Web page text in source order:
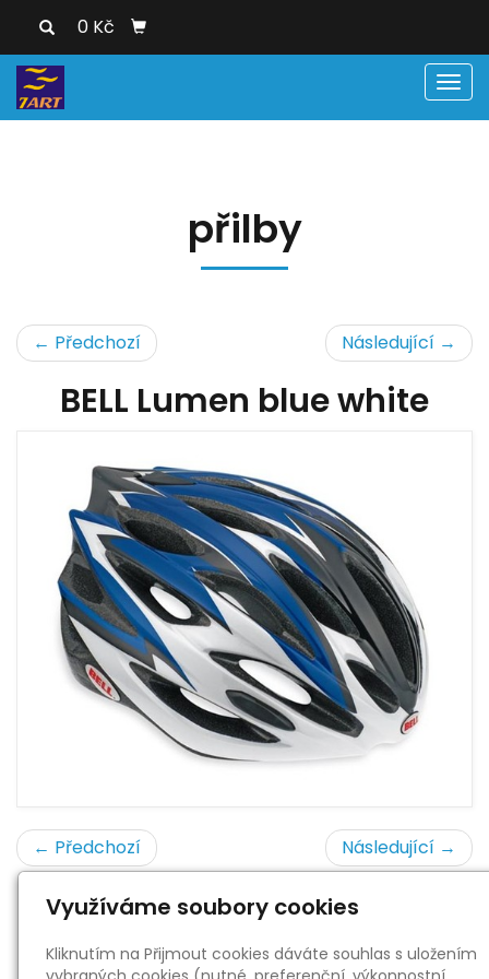
0 Kč
přilby
← Předchozí Následující →
BELL Lumen blue white
← Předchozí Následující →
Využíváme soubory cookies
Kliknutím na Přijmout cookies dáváte souhlas s uložením